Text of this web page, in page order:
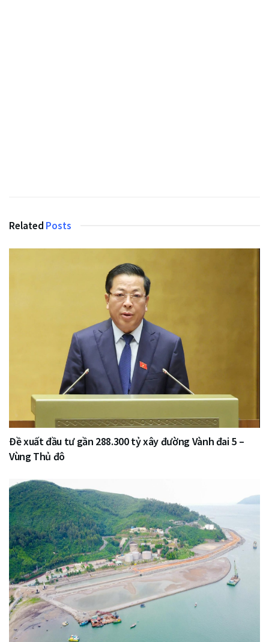
Related Posts
Đề xuất đầu tư gần 288.300 tỷ xây đường Vành đai 5 –
Vùng Thủ đô